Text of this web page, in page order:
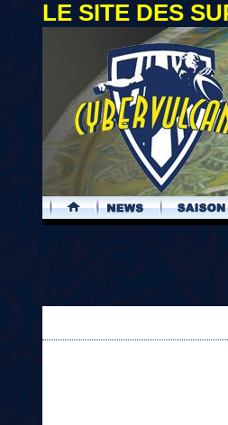
LE SITE DES
.